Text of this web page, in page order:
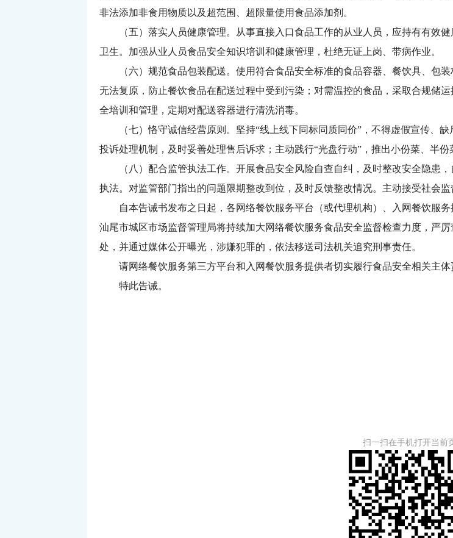
非法添加非食用物质以及超范围、超限量使用食品添加剂。
（五）落实人员健康管理。
从事直接入口食品工作的从业人员，应持有有效
卫生。加强从业人员食品安全知识培训和健康管理，杜绝无证上岗、带病作业。
（六）规范食品包装配送。 使用符合食品安全标准的食品容器、餐饮具、包
无法复原，防止餐饮食品在配送过程中受到污染；对需温控的食品，采取合规储
全培训和管理，定期对配送容器进行清洗消毒。
（七）恪守诚信经营原则。 坚持“线上线下同标同质同价”，不得虚假宣传、
投诉处理机制，及时妥善处理售后诉求；主动践行“光盘行动”，推出小份菜、半份
（八）配合监管执法工作。 开展食品安全风险自查自纠，及时整改安全隐患
执法。对监管部门指出的问题限期整改到位，及时反馈整改情况。主动接受社会
自本告诫书发布之日起，各网络餐饮服务平台（或代理机构）、入网餐饮服务
汕尾市城区市场监督管理局将持续加大网络餐饮服务食品安全监督检查力度，严
处，并通过媒体公开曝光，涉嫌犯罪的，依法移送司法机关追究刑事责任。
请网络餐饮服务第三方平台和入网餐饮服务提供者切实履行食品安全相关主体
特此告诫。
扫一扫在手机打开当前